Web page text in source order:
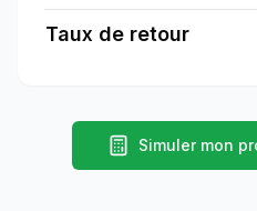
Taux de retour
Simuler mon